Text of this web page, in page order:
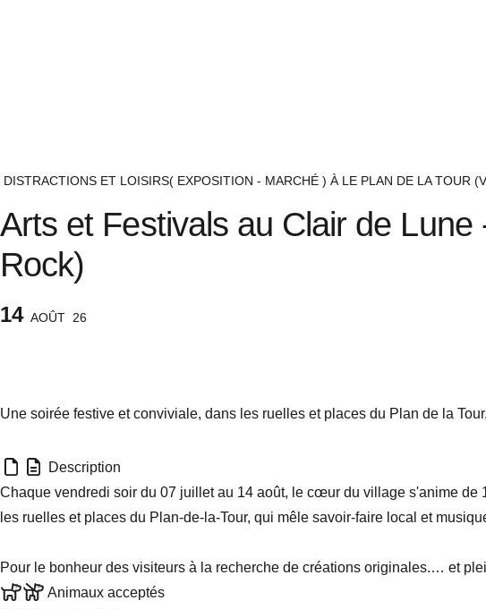
DISTRACTIONS ET LOISIRS( EXPOSITION - MARCHÉ ) À LE PLAN DE LA TOUR
Arts et Festivals au Clair de
Rock)
14 AOÛT 26
Description
Une soirée festive et conviviale, dans les ruelles et places du Plan de la
Description
Chaque vendredi soir du 07 juillet au 14 août, le cœur du village s'anime
les ruelles et places du Plan-de-la-Tour, qui mêle savoir-faire local et
Pour le bonheur des visiteurs à la recherche de créations originales.… et
Animaux acceptés